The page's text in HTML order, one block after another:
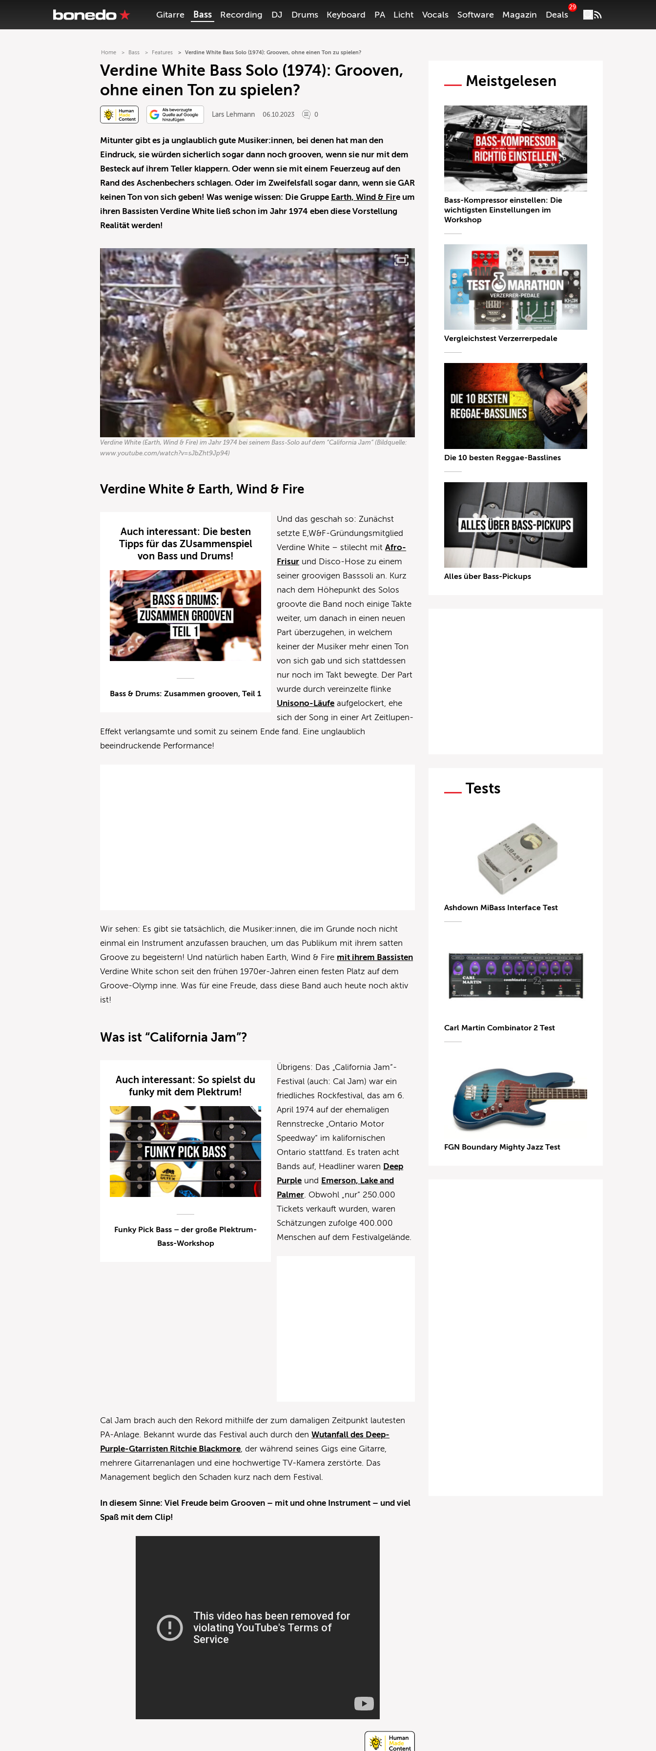
Gitarre Bass Recording DJ Drums Keyboard PA Licht Vocals Software Magazin Deals
29
Home Bass Features Verdine White Bass Solo (1974): Grooven, ohne einen Ton zu spielen?
Verdine White Bass Solo (1974): Grooven,
ohne einen Ton zu spielen?
Lars Lehmann 06.10.2023 0
Mitunter gibt es ja unglaublich gute Musiker:innen, bei denen hat man den
Eindruck, sie würden sicherlich sogar dann noch grooven, wenn sie nur mit dem
Besteck auf ihrem Teller klappern. Oder wenn sie mit einem Feuerzeug auf den
Rand des Aschenbechers schlagen. Oder im Zweifelsfall sogar dann, wenn sie GAR
keinen Ton von sich geben! Was wenige wissen: Die Gruppe Earth, Wind & Fire um
ihren Bassisten Verdine White ließ schon im Jahr 1974 eben diese Vorstellung
Realität werden!
Verdine White (Earth, Wind & Fire) im Jahr 1974 bei seinem Bass-Solo auf dem “California Jam” (Bildquelle:
www.youtube.com/watch?v=sJbZht9Jp94)
Verdine White & Earth, Wind & Fire
Auch interessant: Die besten
Tipps für das ZUsammenspiel
von Bass und Drums!
Bass & Drums: Zusammen grooven, Teil 1
Und das geschah so: Zunächst
setzte E,W&F-Gründungsmitglied
Verdine White – stilecht mitAfro-
Frisur und Disco-Hose zu einem
seiner groovigen Basssoli an. Kurz
nach dem Höhepunkt des Solos
groovte die Band noch einige Takte
weiter, um danach in einen neuen
Part überzugehen, in welchem
keiner der Musiker mehr einen Ton
von sich gab und sich stattdessen
nur noch im Takt bewegte. Der Part
wurde durch vereinzelte flinke
Unisono-Läufe aufgelockert, ehe
sich der Song in einer Art Zeitlupen-
Effekt verlangsamte und somit zu seinem Ende fand. Eine unglaublich
beeindruckende Performance!
Wir sehen: Es gibt sie tatsächlich, die Musiker:innen, die im Grunde noch nicht
einmal ein Instrument anzufassen brauchen, um das Publikum mit ihrem satten
Groove zu begeistern! Und natürlich haben Earth, Wind & Fire mit ihrem Bassisten
Verdine White schon seit den frühen 1970er-Jahren einen festen Platz auf dem
Groove-Olymp inne. Was für eine Freude, dass diese Band auch heute noch aktiv
ist!
Was ist “California Jam”?
Auch interessant: So spielst du
funky mit dem Plektrum!
Funky Pick Bass – der große Plektrum-
Bass-Workshop
Übrigens: Das „California Jam“-
Festival (auch: Cal Jam) war ein
friedliches Rockfestival, das am 6.
April 1974 auf der ehemaligen
Rennstrecke „Ontario Motor
Speedway“ im kalifornischen
Ontario stattfand. Es traten acht
Bands auf, Headliner waren Deep
Purple und Emerson, Lake and
Palmer . Obwohl „nur“ 250.000
Tickets verkauft wurden, waren
Schätzungen zufolge 400.000
Menschen auf dem Festivalgelände.
Cal Jam brach auch den Rekord mithilfe der zum damaligen Zeitpunkt lautesten
PA-Anlage. Bekannt wurde das Festival auch durch denWutanfall des Deep-
Purple-Gtarristen Ritchie Blackmore , der während seines Gigs eine Gitarre,
mehrere Gitarrenanlagen und eine hochwertige TV-Kamera zerstörte. Das
Management beglich den Schaden kurz nach dem Festival.
In diesem Sinne: Viel Freude beim Grooven – mit und ohne Instrument – und viel
Spaß mit dem Clip!
Meistgelesen
Bass-Kompressor einstellen: Die
wichtigsten Einstellungen im
Workshop
Vergleichstest Verzerrerpedale
Die 10 besten Reggae-Basslines
Alles über Bass-Pickups
Tests
Ashdown MiBass Interface Test
Carl Martin Combinator 2 Test
FGN Boundary Mighty Jazz Test